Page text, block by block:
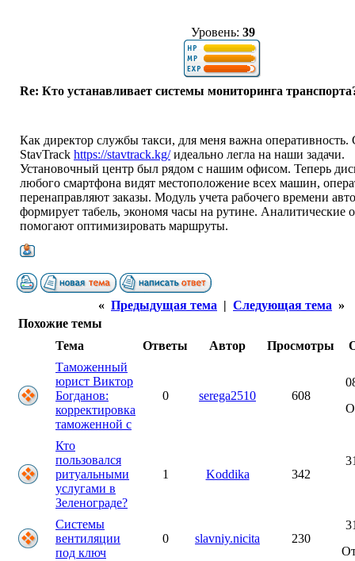
Уровень: 39
Re: Кто устанавливает системы мониторинга
Как директор службы такси, для меня важна оперативность.
StavTrack https://stavtrack.kg/идеально легла на наши задачи.
Установочный центр был рядом с нашим офисом. Теперь
любого смартфона видят местоположение всех машин,
перенаправляют заказы. Модуль учета рабочего времени
формирует табель, экономя часы на рутине. Аналитические
помогают оптимизировать маршруты.
« Предыдущая тема | Следующая тема »
Похожие темы
Тема
Ответы Автор Просмотры
Таможенный
юрист Виктор
Богданов:
корректировка
таможенной с
0 serega2510 608
Кто
пользовался
ритуальными
услугами в
Зеленограде?
1 Koddika 342
Системы
вентиляции
под ключ
0 slavniy.nicita 230